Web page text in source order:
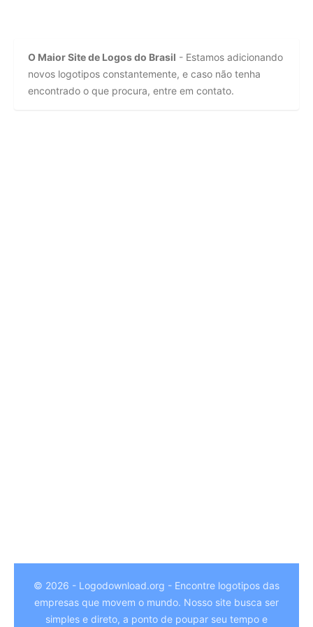
O Maior Site de Logos do Brasil - Estamos adicionando
novos logotipos constantemente, e caso não tenha
encontrado o que procura, entre em contato.
© 2026 - Logodownload.org - Encontre logotipos das
empresas que movem o mundo. Nosso site busca ser
simples e direto, a ponto de poupar seu tempo e
German